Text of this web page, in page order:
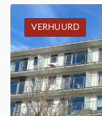
VERHUURD